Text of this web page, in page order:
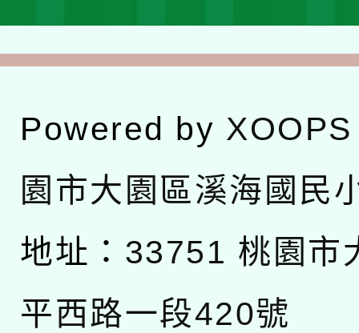
Powered by XOOPS
園市大園區溪海國民
地址： 33751 桃園市
平西路一段420號